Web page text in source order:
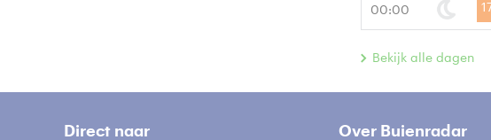
00:00
Bekijk alle dagen
Direct naar Over Buienradar